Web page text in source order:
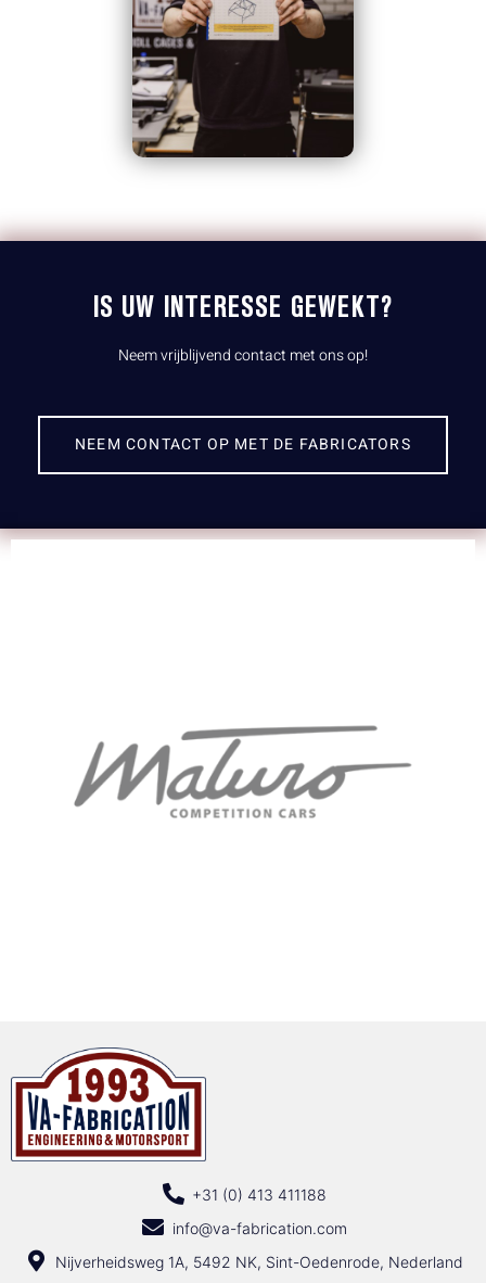
IS UW INTERESSE GEWEKT?
Neem vrijblijvend contact met ons op!
NEEM CONTACT OP MET DE FABRICATORS
+31 (0) 413 411188
info@va-fabrication.com
Nijverheidsweg 1A, 5492 NK, Sint-Oedenrode, Nederland